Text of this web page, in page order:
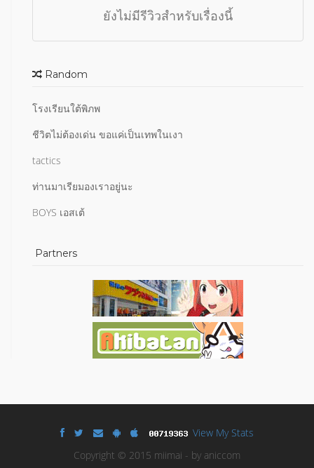
ยังไม่มีรีวิวสำหรับเรื่องนี้
Random
โรงเรียนใต้พิภพ
ชีวิตไม่ต้องเด่น ขอแค่เป็นเทพในเงา
tactics
ท่านมาเรียมองเราอยู่นะ
BOYS เอสเต้
Partners
View My Stats
Copyright © 2015 miimai - by aniccom